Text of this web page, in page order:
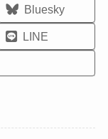
Bluesky
LINE